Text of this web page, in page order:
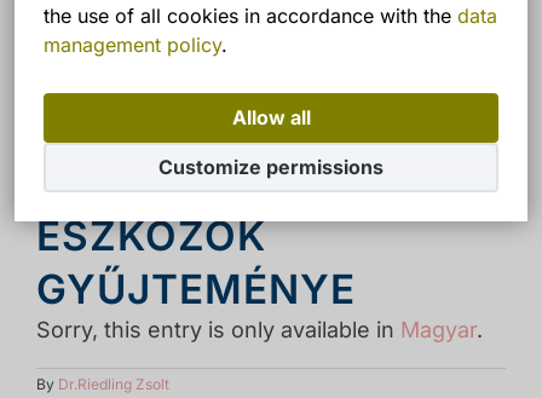
the use of all cookies in accordance with the data
management policy.
Allow all
Customize permissions
(Magyar) RÉGI
FOGÁSZATI
ESZKÖZÖK
GYŰJTEMÉNYE
Sorry, this entry is only available in Magyar.
By Dr.Riedling Zsolt